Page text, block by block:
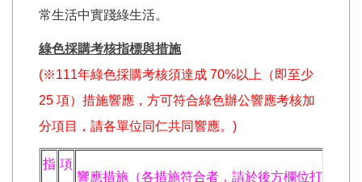
常生活中實踐綠生活。
綠色採購考核指標與措施
(※111年綠色採購考核須達成 70%以上（即至少
25 項）措施響應，方可符合綠色辦公響應考核加
分項目，請各單位同仁共同響應。)
指 項
響應措施（各措施符合者，請於後方欄位打 V）